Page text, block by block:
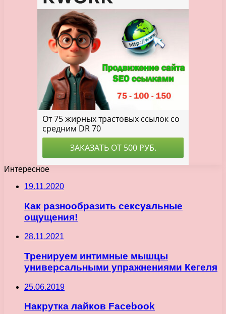
Интересное
19.11.2020
Как разнообразить сексуальные
ощущения!
28.11.2021
Тренируем интимные мышцы
универсальными упражнениями Кегеля
25.06.2019
Накрутка лайков Facebook